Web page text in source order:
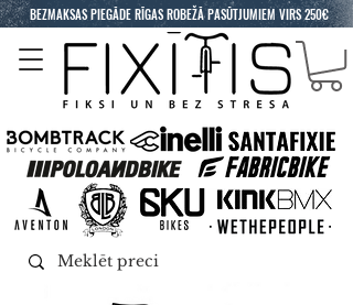
BEZMAKSAS PIEGĀDE RĪGAS ROBEŽĀ PASŪTJUMIEM VIRS 250€